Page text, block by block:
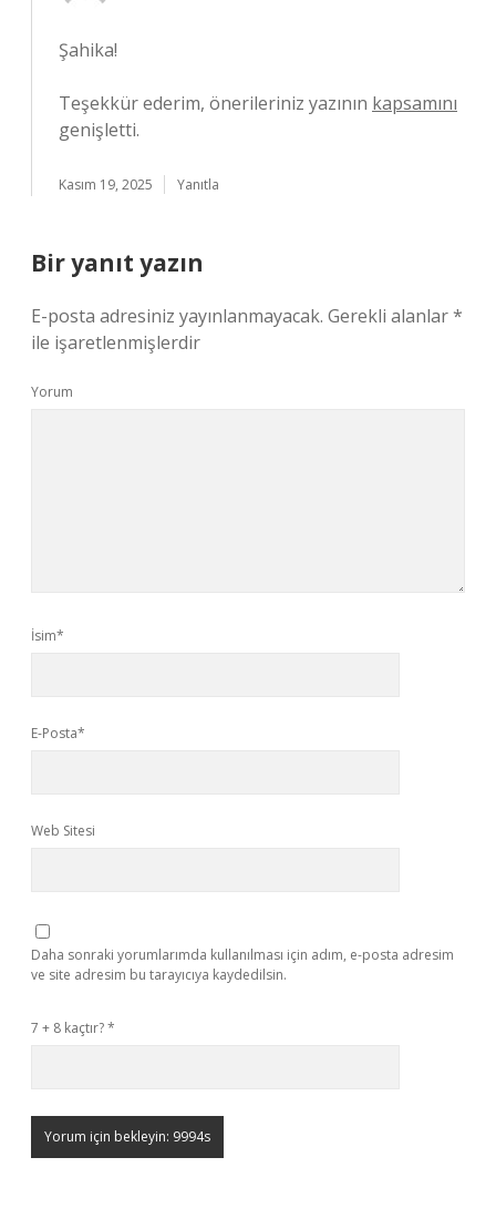
Şahika!
Teşekkür ederim, önerileriniz yazının kapsamını
genişletti.
Kasım 19, 2025 Yanıtla
Bir yanıt yazın
E-posta adresiniz yayınlanmayacak. Gerekli alanlar*
ile işaretlenmişlerdir
Yorum
İsim*
E-Posta*
Web Sitesi
Daha sonraki yorumlarımda kullanılması için adım, e-posta adresim
ve site adresim bu tarayıcıya kaydedilsin.
7 + 8 kaçtır?*